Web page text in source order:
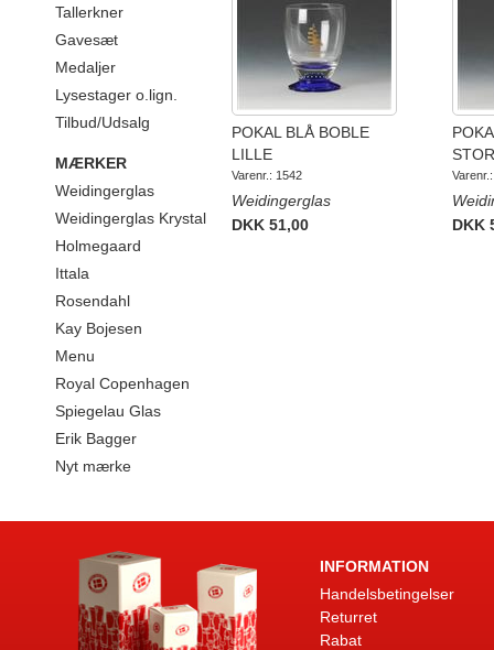
Tallerkner
Gavesæt
Medaljer
Lysestager o.lign.
Tilbud/Udsalg
MÆRKER
Weidingerglas
Weidingerglas Krystal
Holmegaard
Ittala
Rosendahl
Kay Bojesen
Menu
Royal Copenhagen
Spiegelau Glas
Erik Bagger
Nyt mærke
POKAL BLÅ BOBLE
LILLE
Varenr.: 1542
Weidingerglas
DKK 51,00
DKK
INFORMATION
Handelsbetingelser
Returret
Rabat